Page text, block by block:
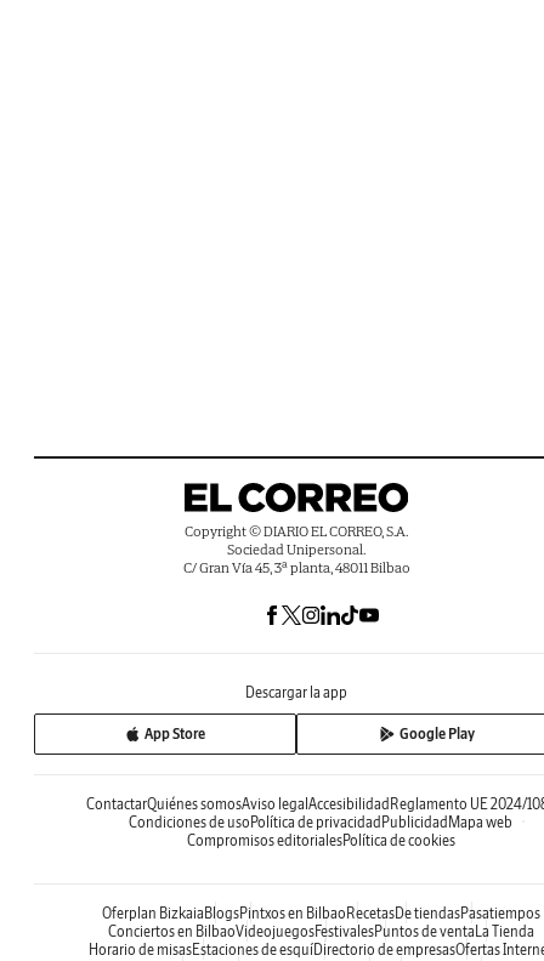
Copyright © DIARIO EL CORREO, S.A.
Sociedad Unipersonal.
C/ Gran Vía 45, 3ª planta, 48011 Bilbao
Descargar la app
App Store Google Play
ContactarQuiénes somosAviso legal Accesibilidad Reglamento UE 2024/
Condiciones de uso Política de privacidad Publicidad Mapa web
Compromisos editorialesPolítica de cookies
Oferplan Bizkaia BlogsPintxos en Bilbao RecetasDe tiendasPasatiempos
Conciertos en BilbaoVideojuegosFestivalesPuntos de venta La Tienda
Horario de misasEstaciones de esquíDirectorio de empresasOfertas